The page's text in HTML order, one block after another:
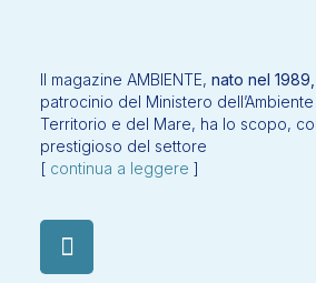
Il magazine AMBIENTE, nato nel 1989,
patrocinio del Ministero
Territorio e del Mare, ha lo scopo,
prestigioso del settore
[ continua a leggere ]